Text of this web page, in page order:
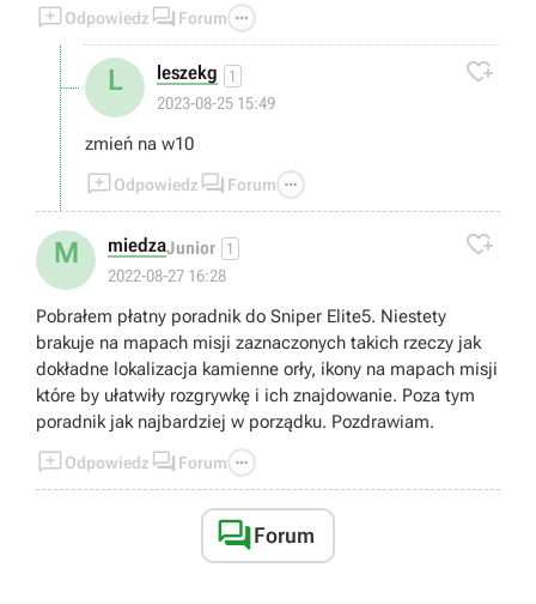
Odpowiedz  Forum 
L leszekg 1
2023-08-25 15:49

zmień na w10
Odpowiedz  Forum 
M miedzaJunior 1
2022-08-27 16:28

Pobrałem płatny poradnik do Sniper Elite5. Niestety
brakuje na mapach misji zaznaczonych takich rzeczy jak
dokładne lokalizacja kamienne orły, ikony na mapach misji
które by ułatwiły rozgrywkę i ich znajdowanie. Poza tym
poradnik jak najbardziej w porządku. Pozdrawiam.
Odpowiedz  Forum 
Forum